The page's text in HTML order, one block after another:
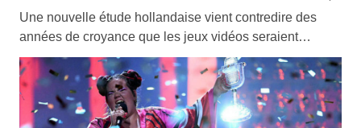
Une nouvelle étude hollandaise vient contredire des
années de croyance que les jeux vidéos seraient…